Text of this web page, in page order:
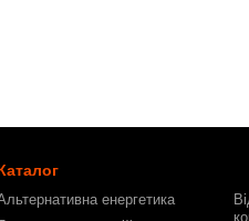
енергетика